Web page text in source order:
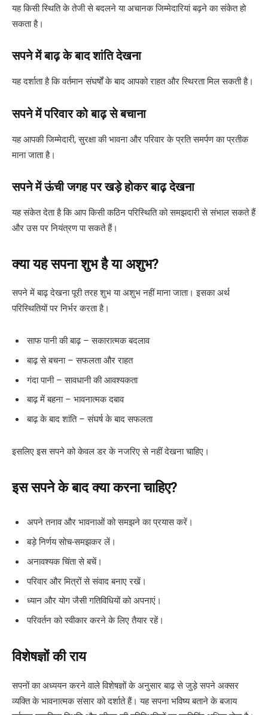
यह किसी स्थिति के तेजी से बदलने या अचानक जिम्मेदारियां बढ़ने का संकेत हो
सकता है।
सपने में बाढ़ के बाद शांति देखना
यह दर्शाता है कि वर्तमान संघर्षों के बाद आपको राहत और स्थिरता मिल सकती है।
सपने में परिवार को बाढ़ से बचाना
यह आपकी जिम्मेदारी, सुरक्षा की भावना और परिवार के प्रति समर्पण का प्रतीक
माना जाता है।
सपने में ऊंची जगह पर खड़े होकर बाढ़ देखना
यह संकेत देता है कि आप किसी कठिन परिस्थिति को समझदारी से संभाल सकते हैं
और उस पर नियंत्रण पा सकते हैं।
क्या यह सपना शुभ है या अशुभ?
सपने में बाढ़ देखना पूरी तरह शुभ या अशुभ नहीं माना जाता। इसका अर्थ
परिस्थितियों पर निर्भर करता है।
साफ पानी की बाढ़ – सकारात्मक बदलाव
बाढ़ से बचना – सफलता और राहत
गंदा पानी – सावधानी की आवश्यकता
बाढ़ में बहना – भावनात्मक दबाव
बाढ़ के बाद शांति – संघर्ष के बाद सफलता
इसलिए इस सपने को केवल डर के नजरिए से नहीं देखना चाहिए।
इस सपने के बाद क्या करना चाहिए?
अपने तनाव और भावनाओं को समझने का प्रयास करें।
बड़े निर्णय सोच-समझकर लें।
अनावश्यक चिंता से बचें।
परिवार और मित्रों से संवाद बनाए रखें।
ध्यान और योग जैसी गतिविधियों को अपनाएं।
परिवर्तन को स्वीकार करने के लिए तैयार रहें।
विशेषज्ञों की राय
सपनों का अध्ययन करने वाले विशेषज्ञों के अनुसार बाढ़ से जुड़े सपने अक्सर
व्यक्ति के भावनात्मक संसार को दर्शाते हैं। यह सपना भविष्य बताने के बजाय